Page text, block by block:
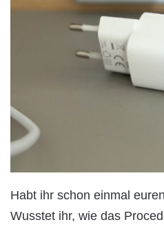
Habt ihr schon einmal
Wusstet ihr, wie das